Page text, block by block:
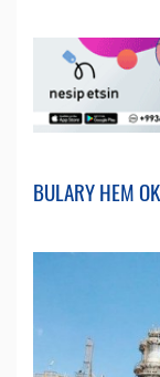
BULARY HEM